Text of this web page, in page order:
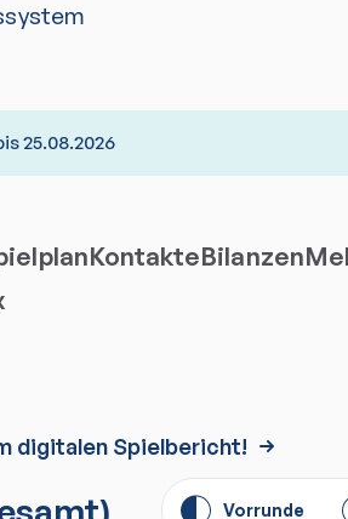
25.08.2026
KontakteBilanzen
digitalen Spielbericht!
Vorrunde